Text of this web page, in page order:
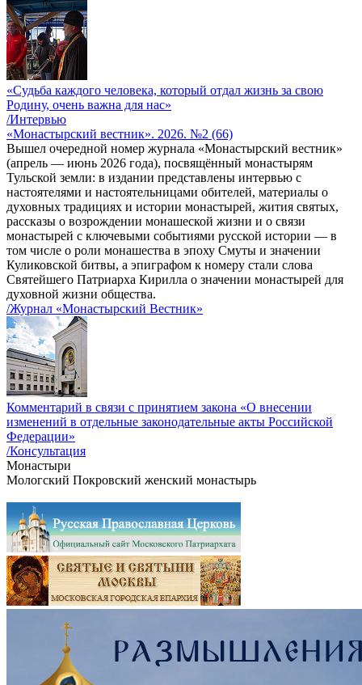
«Судьба каждого человека, который отдал жизнь за свою
Родину, очень важна для нас»
/Интервью
«Монастырский вестник». 2026. №2 (66)
Вышел очередной номер журнала «Монастырский вестник»
(апрель — июнь 2026 года), посвящённый монастырям
Тульской земли: в издании представлены интервью с
настоятелями и настоятельницами обителей, материалы о
духовных традициях и истории монастырей, жития святых,
рассказы о возрождении монашеской жизни и о связи
монастырей с ключевыми событиями русской истории — в
том числе о роли монашества в эпоху Смуты и значении
Куликовской битвы, а эпиграфом к номеру стали слова
Святейшего Патриарха Кирилла о значении монастырей для
духовной жизни общества.
/Журнал «Монастырский Вестник»
Комментарий в связи с принятием закона «О внесении
изменений в отдельные законодательные акты Российской
Федерации»
/Консультация
Монастыри
Мологский Покровский женский монастырь